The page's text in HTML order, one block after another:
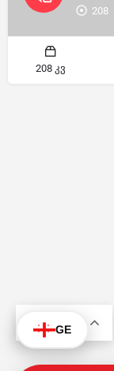
208
208 კვ
GE
KA